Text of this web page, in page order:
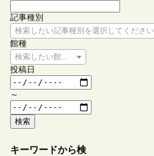
記事種別
検索したい記事種別を選択してください
館種
検索したい館種を選択してください
投稿日
～
検索
キーワードから検